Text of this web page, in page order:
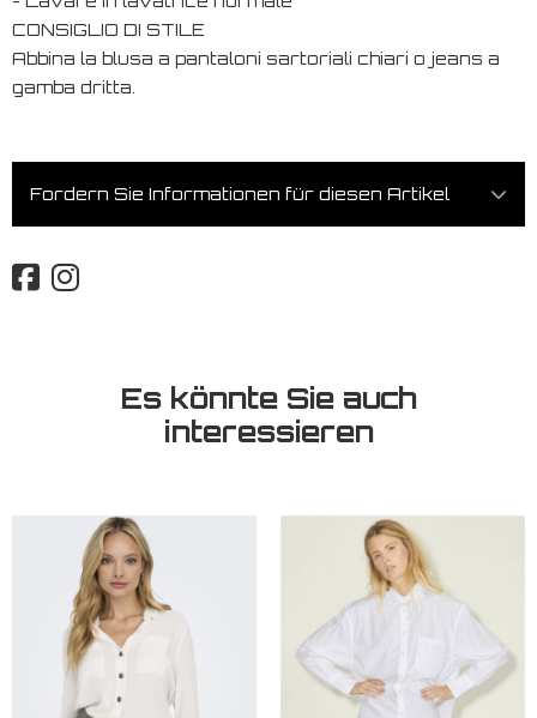
CONSIGLIO DI STILE
Abbina la blusa a pantaloni sartoriali chiari o jeans a
gamba dritta.
Fordern Sie Informationen für diesen Artikel
Es könnte Sie auch
interessieren